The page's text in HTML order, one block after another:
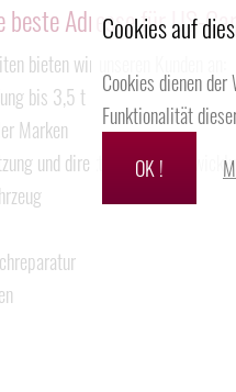
Cookies auf
Cookies dienen
Funktionalität
OK !
Adresse für US-
bieten wir unseren Kunden an:
bis 3,5 t
Marken
und direkte